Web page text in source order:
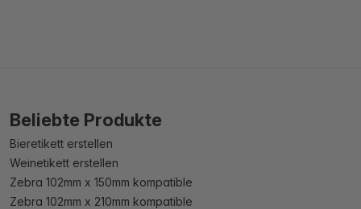
Beliebte Produkte
Bieretikett erstellen
Weinetikett erstellen
Zebra 102mm x 150mm kompatible
Zebra 102mm x 210mm kompatible